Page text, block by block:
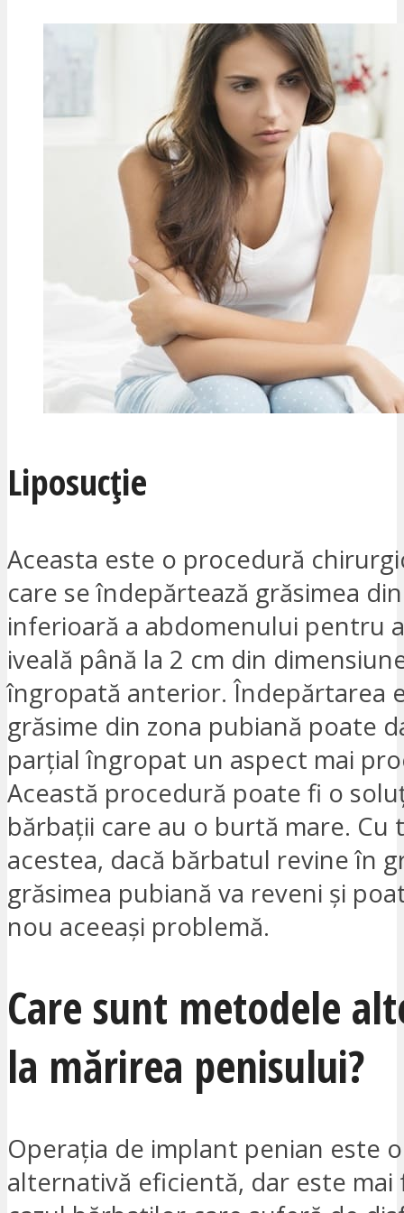
Liposucție
Aceasta este o procedură
care se îndepărtează grăsimea
inferioară a abdomenului pentru
iveală până la 2 cm din
îngropată anterior. Îndepărtarea
grăsime din zona pubiană poate
parțial îngropat un aspect mai
Această procedură poate fi o
bărbații care au o burtă mare. Cu
acestea, dacă bărbatul revine în
grăsimea pubiană va reveni și
nou aceeași problemă.
Care sunt metodele
la mărirea penisului?
Operația de implant penian este
alternativă eficientă, dar este